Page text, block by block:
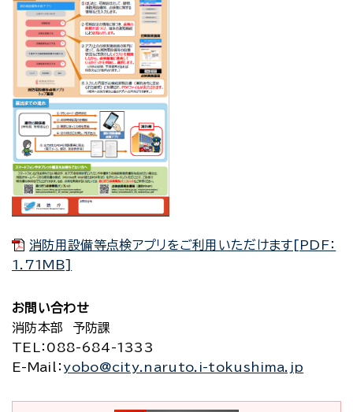
消防用設備等点検アプリをご利用いただけます[PDF：
1.71MB]
お問い合わせ
消防本部 予防課
TEL
：088-684-1333
E-Mail
：yobo@city.naruto.i-tokushima.jp